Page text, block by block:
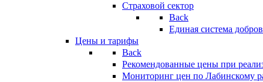
Страховой сектор
Back
Единая система
Цены и тарифы
Back
Рекомендованные цены при
Мониторинг цен по Лабинскому